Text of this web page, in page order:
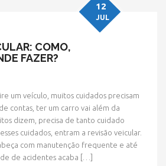
COMO,
FAZER?
12
JUL
um veículo, muitos cuidados precisam
contas, ter um carro vai além da
dizem, precisa de tanto cuidado
cuidados, entram a revisão veicular.
com manutenção frequente e até
de acidentes acaba […]